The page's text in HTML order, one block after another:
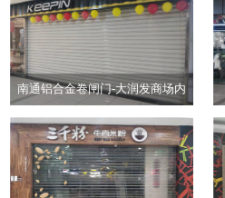
南通铝合金卷闸门-大润发商场内